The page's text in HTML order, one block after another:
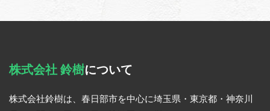
株式会社 鈴樹について
株式会社鈴樹は、春日部市を中心に埼玉県・東京都・神奈川